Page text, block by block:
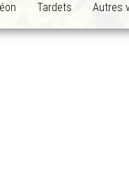
Tardets Autres